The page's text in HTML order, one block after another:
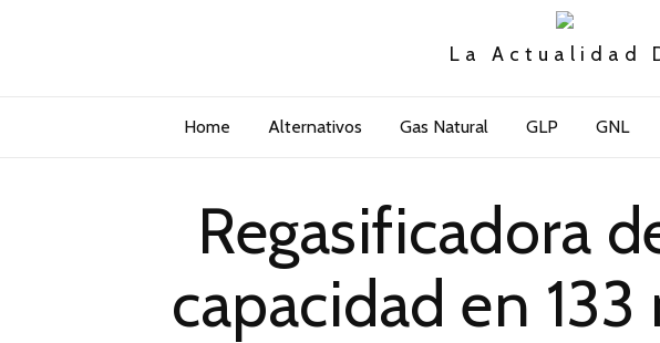
La Actualidad
Home Alternativos Gas Natural GLP GNL
Regasificadora
capacidad en